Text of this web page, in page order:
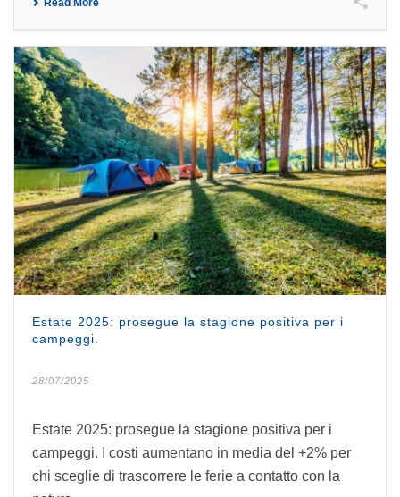
Read More
Estate 2025: prosegue la stagione positiva per i
campeggi.
28/07/2025
Estate 2025: prosegue la stagione positiva per i
campeggi. I costi aumentano in media del +2% per
chi sceglie di trascorrere le ferie a contatto con la